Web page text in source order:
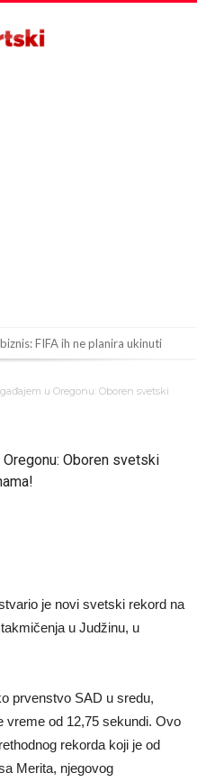
FIFA ih ne planira ukinuti
detalji i novčana isplata iz
Real Madrid. Ovo su tri nova
zvezdu Serie A?
u Oregonu: Oboren svetski
Oboren svetski
je novi svetski rekord na
u Judžinu, u
prvenstvo SAD u sredu,
vreme od 12,75 sekundi. Ovo
rekorda koji je od
Merita, njegovog